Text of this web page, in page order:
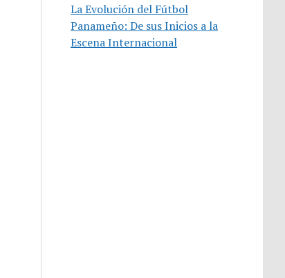
La Evolución del Fútbol
Panameño: De sus Inicios a la
Escena Internacional